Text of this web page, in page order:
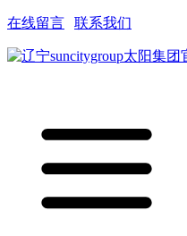
在线留言 联系我们